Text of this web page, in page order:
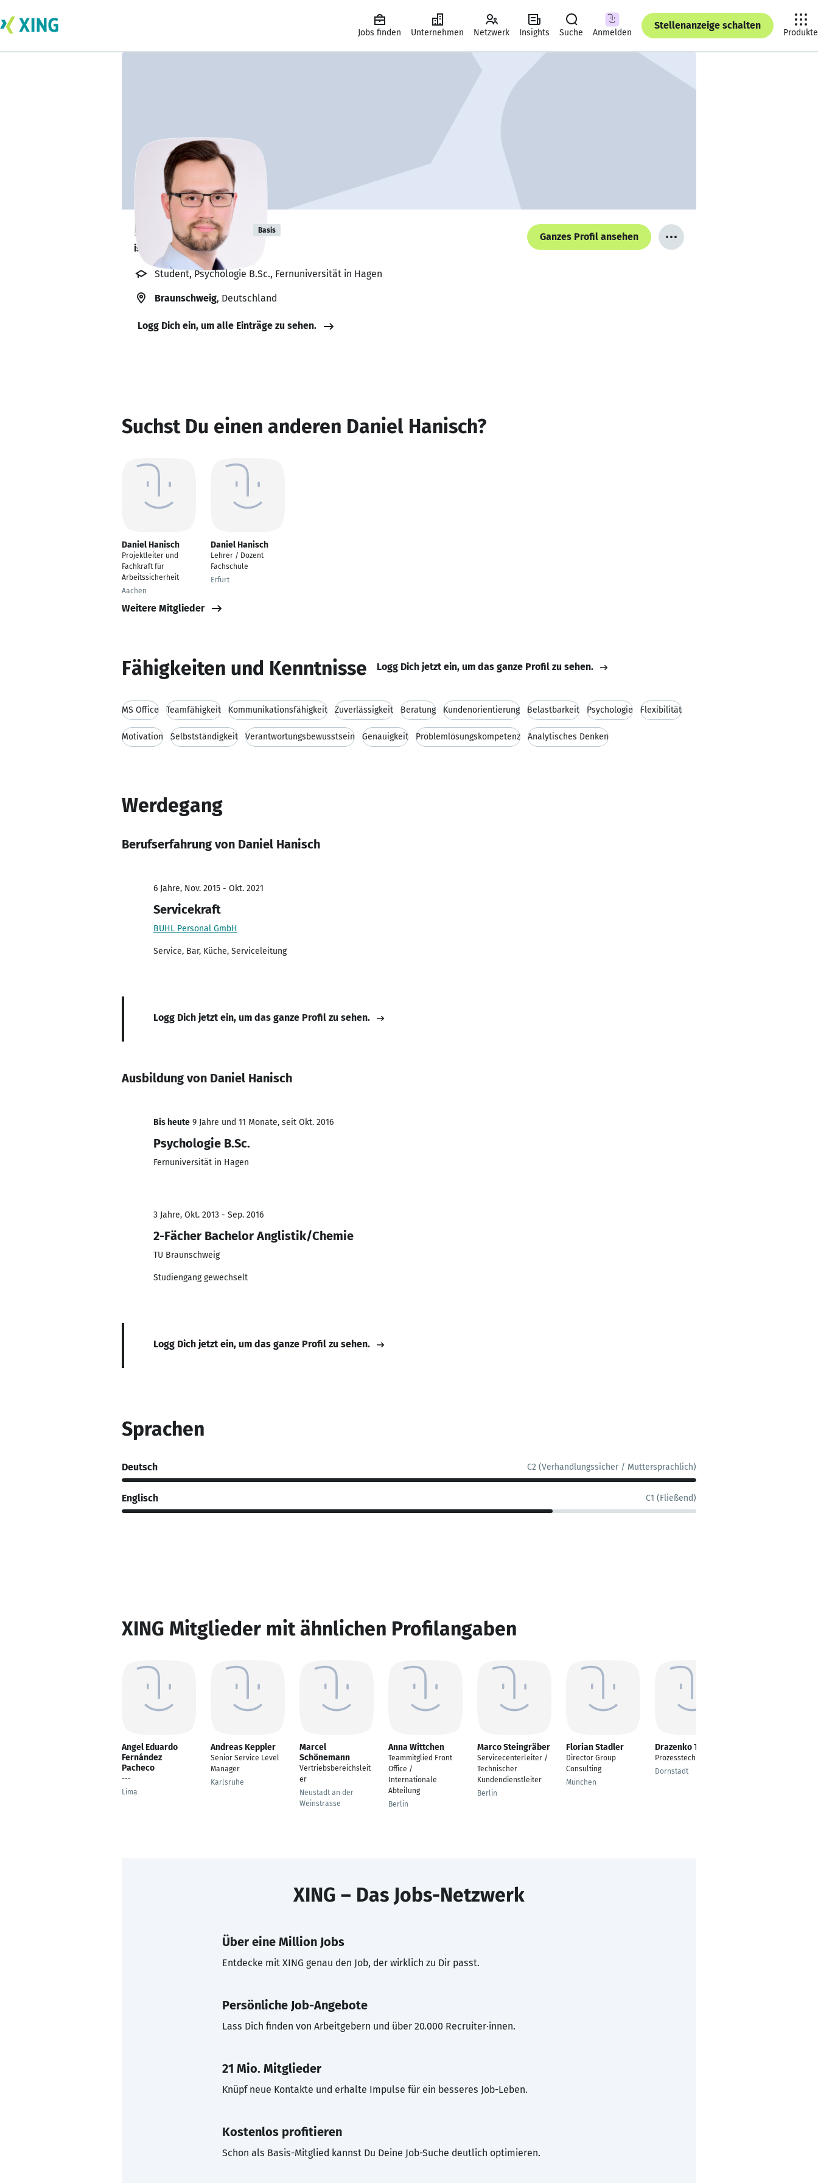
Jobs finden Unternehmen Netzwerk Insights Suche Anmelden
Stellenanzeige schalten
Produkte
Daniel Hanisch Basis
ist offen für Projekte. 🔎
Ganzes Profil ansehen
Student, Psychologie B.Sc., Fernuniversität in Hagen
Braunschweig, Deutschland
Logg Dich ein, um alle Einträge zu sehen.
Suchst Du einen anderen Daniel Hanisch?
Daniel Hanisch
Projektleiter und
Fachkraft für
Arbeitssicherheit
Aachen
Daniel Hanisch
Lehrer / Dozent
Fachschule
Erfurt
Weitere Mitglieder
Fähigkeiten und Kenntnisse Logg Dich jetzt ein, um das ganze Profil zu sehen.
MS Office Teamfähigkeit Kommunikationsfähigkeit Zuverlässigkeit Beratung Kundenorientierung Belastbarkeit Psychologie Flexibilität
Motivation Selbstständigkeit Verantwortungsbewusstsein Genauigkeit Problemlösungskompetenz Analytisches Denken
Werdegang
Berufserfahrung von Daniel Hanisch
6 Jahre, Nov. 2015 - Okt. 2021
Servicekraft
BUHL Personal GmbH
Service, Bar, Küche, Serviceleitung
Logg Dich jetzt ein, um das ganze Profil zu sehen.
Ausbildung von Daniel Hanisch
Bis heute 9 Jahre und 11 Monate, seit Okt. 2016
Psychologie B.Sc.
Fernuniversität in Hagen
3 Jahre, Okt. 2013 - Sep. 2016
2-Fächer Bachelor Anglistik/Chemie
TU Braunschweig
Studiengang gewechselt
Logg Dich jetzt ein, um das ganze Profil zu sehen.
Sprachen
Deutsch C2 (Verhandlungssicher / Muttersprachlich)
Englisch C1 (Fließend)
XING Mitglieder mit ähnlichen Profilangaben
Angel Eduardo
Fernández
Pacheco
---
Lima
Andreas Keppler
Senior Service Level
Manager
Karlsruhe
Marcel
Schönemann
Vertriebsbereichsleit
er
Neustadt an der
Weinstrasse
Anna Wittchen
Teammitglied Front
Office /
Internationale
Abteilung
Berlin
Marco Steingräber
Servicecenterleiter /
Technischer
Kundendienstleiter
Berlin
Florian Stadler
Director Group
Consulting
München
Drazenko Trkulja
Prozesstechniker
Dornstadt
XING – Das Jobs-Netzwerk
Über eine Million Jobs
Entdecke mit XING genau den Job, der wirklich zu Dir passt.
Persönliche Job-Angebote
Lass Dich finden von Arbeitgebern und über 20.000 Recruiter·innen.
21 Mio. Mitglieder
Knüpf neue Kontakte und erhalte Impulse für ein besseres Job-Leben.
Kostenlos profitieren
Schon als Basis-Mitglied kannst Du Deine Job-Suche deutlich optimieren.